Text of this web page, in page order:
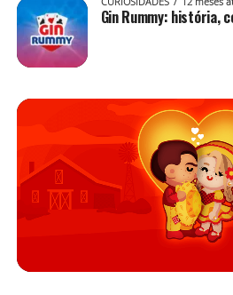
Gin Rummy: história,